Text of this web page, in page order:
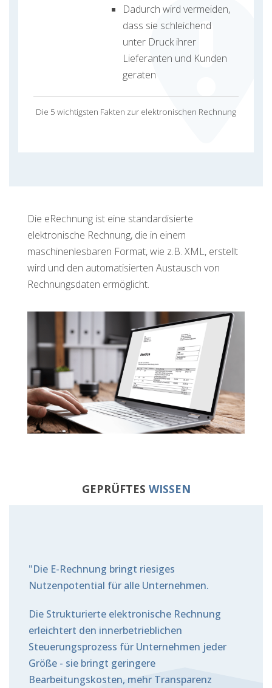
Die 5 wichtigsten Fakten zur elektronischen Rechnung
Dadurch wird vermeiden,
dass sie schleichend
unter Druck ihrer
Lieferanten und Kunden
geraten
Die eRechnung ist eine standardisierte
elektronische Rechnung, die in einem
maschinenlesbaren Format, wie z.B. XML, erstellt
wird und den automatisierten Austausch von
Rechnungsdaten ermöglicht.
GEPRÜFTES WISSEN
"Die E-Rechnung bringt riesiges
Nutzenpotential für alle Unternehmen.
Die Strukturierte elektronische Rechnung
erleichtert den innerbetrieblichen
Steuerungsprozess für Unternehmen jeder
Größe - sie bringt geringere
Bearbeitungskosten, mehr Transparenz